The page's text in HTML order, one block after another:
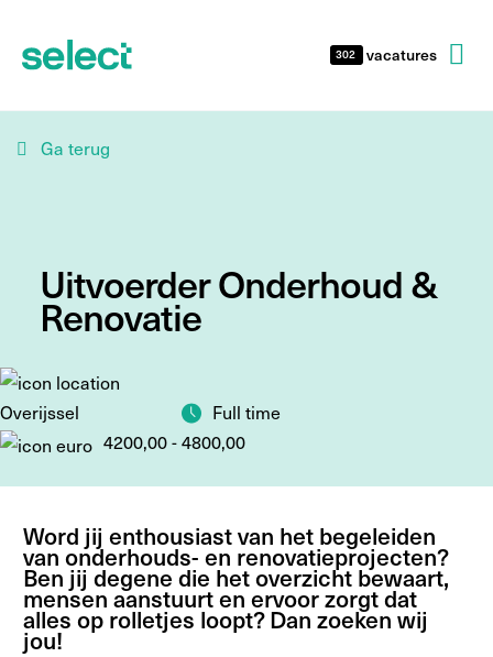
302 vacatures
Ga terug
Uitvoerder Onderhoud &
Renovatie
Overijssel
Full time
4200,00 - 4800,00
Word jij enthousiast van het begeleiden
van onderhouds- en renovatieprojecten?
Ben jij degene die het overzicht bewaart,
mensen aanstuurt en ervoor zorgt dat
alles op rolletjes loopt? Dan zoeken wij
jou!